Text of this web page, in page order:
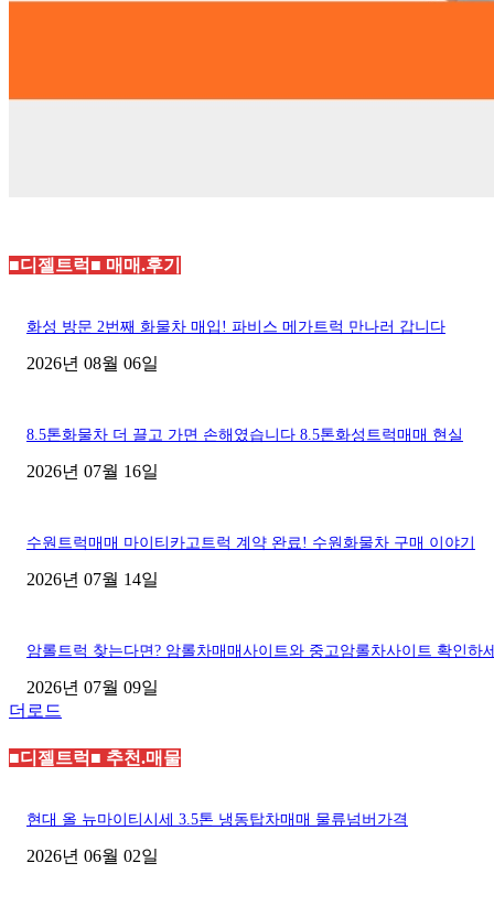
■디젤트럭■ 매매.후기
화성 방문 2번째 화물차 매입! 파비스 메가트럭 만나러 갑니다
2026년 08월 06일
8.5톤화물차 더 끌고 가면 손해였습니다 8.5톤화성트럭매매 현실
2026년 07월 16일
수원트럭매매 마이티카고트럭 계약 완료! 수원화물차 구매 이야기
2026년 07월 14일
암롤트럭 찾는다면? 암롤차매매사이트와 중고암롤차사이트 확인하
2026년 07월 09일
더로드
■디젤트럭■ 추천.매물
현대 올 뉴마이티시세 3.5톤 냉동탑차매매 물류넘버가격
2026년 06월 02일